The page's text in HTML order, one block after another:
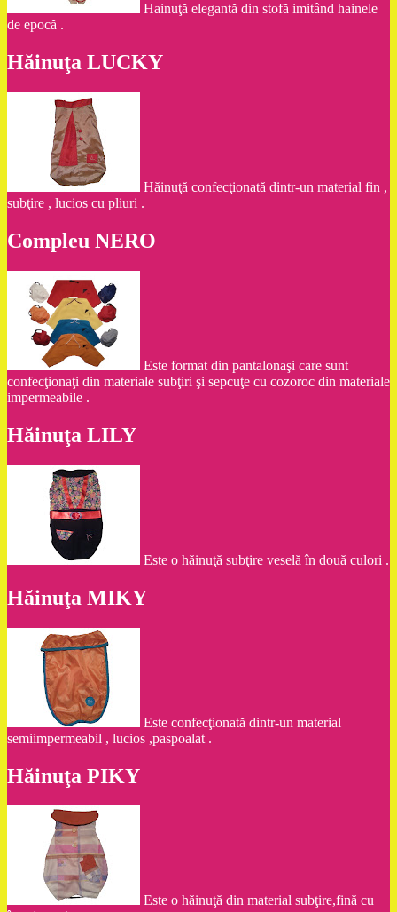
Hainuţă elegantă din stofă imitând hainele
de epocă .
Hăinuţa LUCKY
Hăinuţă confecţionată dintr-un material fin ,
subţire , lucios cu pliuri .
Compleu NERO
Este format din pantalonaşi care sunt
confecţionaţi din materiale subţiri şi sepcuţe cu cozoroc din materiale
impermeabile .
Hăinuţa LILY
Este o hăinuţă subţire veselă în două culori .
Hăinuţa MIKY
Este confecţionată dintr-un material
semiimpermeabil , lucios ,paspoalat .
Hăinuţa PIKY
Este o hăinuţă din material subţire,fină cu